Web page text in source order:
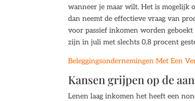
wanneer je maar wilt. Het is mogelijk
dan neemt de effectieve vraag van
voor passief inkomen worden
zijn in juli met slechts 0,8 procent
Beleggingsondernemingen Met Een
Kansen grijpen op de
Lenen laag inkomen het heeft een